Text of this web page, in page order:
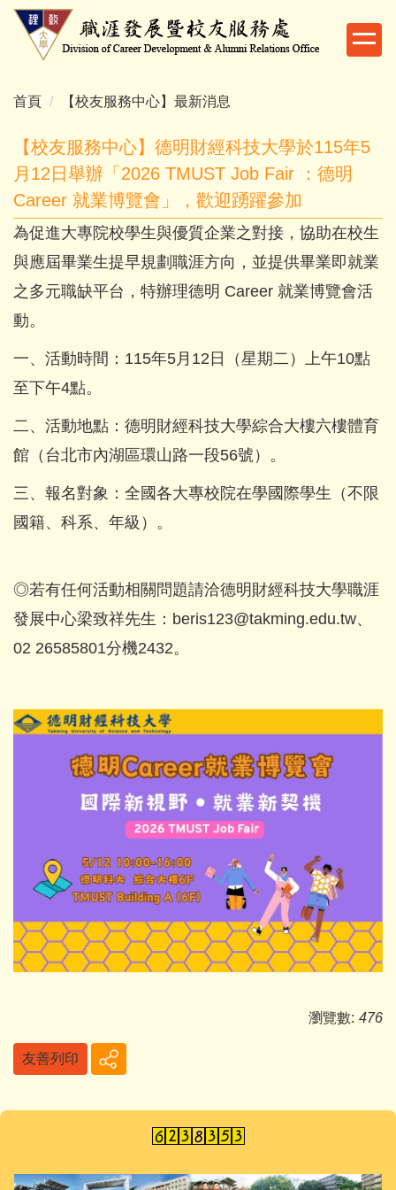
跳
內
首頁 【校友服務中心】最新消息
【校友服務中心】德明財經科技大學於115年5
月12日舉辦「2026 TMUST Job Fair ：德明
Career 就業博覽會」，歡迎踴躍參加
為促進大專院校學生與優質企業之對接，協助在校生
與應屆畢業生提早規劃職涯方向，並提供畢業即就業
之多元職缺平台，特辦理德明 Career 就業博覽會活
動。
一、活動時間：115年5月12日（星期二）上午10點
至下午4點。
二、活動地點：德明財經科技大學綜合大樓六樓體育
館（台北市內湖區環山路一段56號）。
三、報名對象：全國各大專校院在學國際學生（不限
國籍、科系、年級）。
◎若有任何活動相關問題請洽德明財經科技大學職涯
發展中心梁致祥先生：beris123@takming.edu.tw、
02 26585801分機2432。
瀏覽數: 476
友善列印